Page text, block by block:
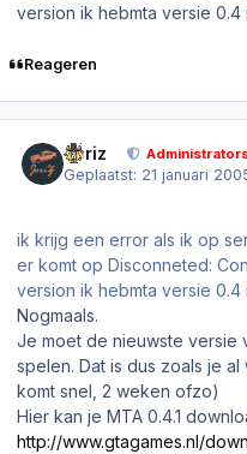
version ik hebmta versie 0.4
Reageren
Joriz
Geplaatst: 21 januari
ik krijg een error als ik op
er komt op Disconneted:
version ik hebmta versie 0.4
Nogmaals.
Je moet de nieuwste versie
spelen. Dat is dus zoals je
komt snel, 2 weken ofzo)
Hier kan je MTA 0.4.1
http://www.gtagames.nl/